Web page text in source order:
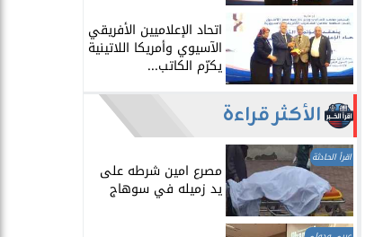
اتحاد الإعلاميين الأفريقي
الآسيوي وأمريكا اللاتينية
يكرّم الكاتب...
الأكثر قراءة
اقرأ الحادثة
مصرع امين شرطه على
يد زميله في سوهاج